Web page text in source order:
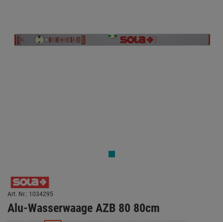
Art. Nr.: 1034295
Alu-Wasserwaage AZB 80 80cm